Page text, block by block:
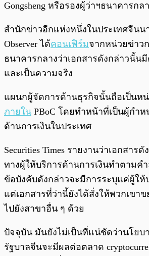
Gongsheng หรือรองผู้ว่าฯธนาคารก
สำนักข่าวอีกแห่งหนึ่งในประเทศจีนน
Observer ได้คอนเฟิร์มจากหน่วยข่าว
ธนาคารกลางว่าเอกสารดังกล่าวนั้น
และเป็นความจริง
แผนกผู้จัดการด้านธุรกิจนั้นถือเป็นห
ภายใน PBoC โดยทำหน้าที่เป็นผู้กำ
ด้านการเงินในประเทศ
Securities Times รายงานว่าเอกสาร
ทางผู้ให้บริการด้านการเงินทำตามค
ข้อบังคับดังกล่าวจะมีการระบุแค่ผู้ให้
แต่เอกสารที่ว่านี้ยังได้สั่งให้พวกเขา
ไปยังสาขาอื่น ๆ ด้วย
ปัจจุบัน มันยังไม่เป็นที่แน่ชัดว่านโยบ
รัฐบาลจีนจะมีผลต่อตลาด